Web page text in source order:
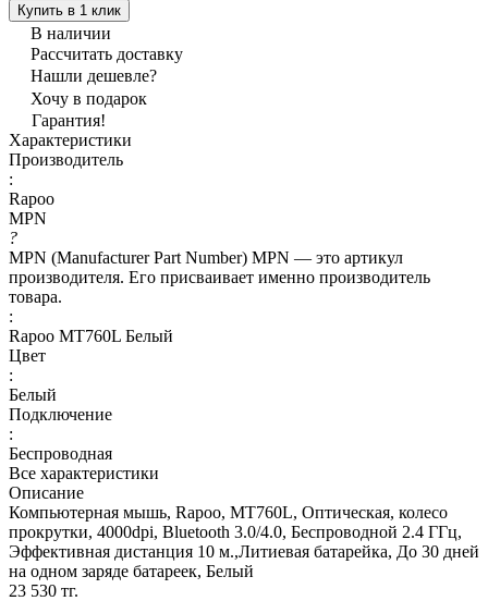
Купить в 1 клик
В наличии
Рассчитать доставку
Нашли дешевле?
Хочу в подарок
Гарантия!
Характеристики
Производитель
:
Rapoo
MPN
?
MPN (Manufacturer Part Number) MPN — это артикул
производителя. Его присваивает именно производитель
товара.
:
Rapoo MT760L Белый
Цвет
:
Белый
Подключение
:
Беспроводная
Все характеристики
Описание
Компьютерная мышь, Rapoo, MT760L, Оптическая, колесо
прокрутки, 4000dpi, Bluetooth 3.0/4.0, Беспроводной 2.4 ГГц,
Эффективная дистанция 10 м.,Литиевая батарейка, До 30 дней
на одном заряде батареек, Белый
23 530 тг.